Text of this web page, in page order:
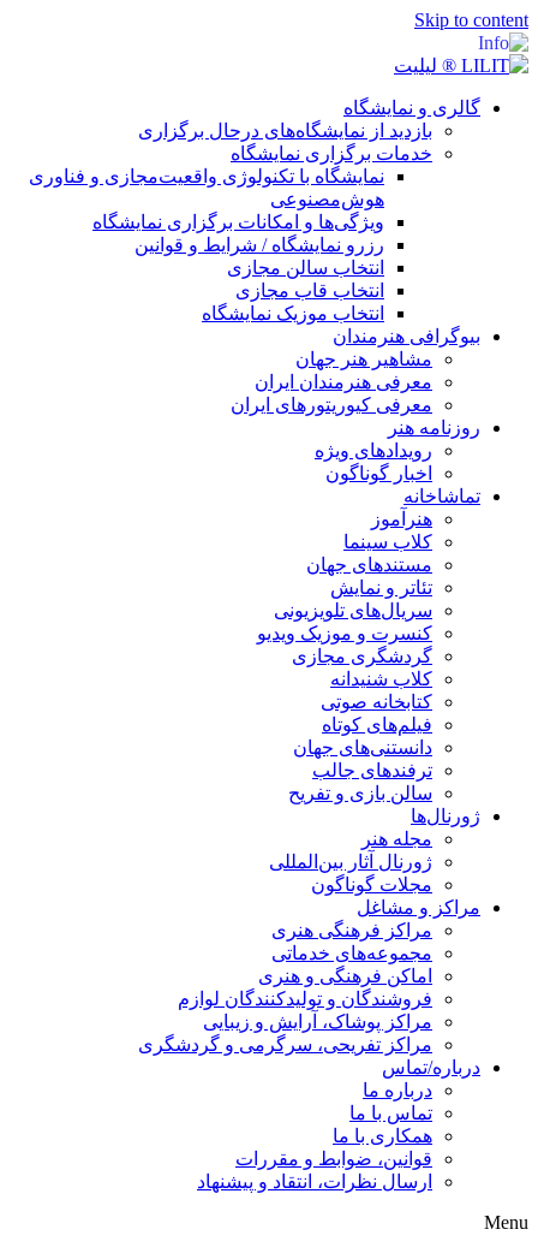
Skip
و نمایشگاه
بازدید از نمایشگاه‌های درحال برگزاری
خدمات برگزاری نمایشگاه
نمایشگاه با تکنولوژی واقعیت‌مجازی و فناوری
هوش‌مصنوعی
ویژگی‌ها و امکانات برگزاری نمایشگاه
رزرو نمایشگاه / شرایط و قوانین
انتخاب سالن مجازی
انتخاب قاب مجازی
انتخاب موزیک نمایشگاه
هنرمندان
مشاهیر هنر جهان
معرفی هنرمندان ایران
معرفی کیوریتورهای ایران
هنر
رویدادهای ویژه
اخبار گوناگون
هنرآموز
کلاب سینما
مستندهای جهان
تئاتر و نمایش
سریال‌های تلویزیونی
کنسرت و موزیک ویدیو
گردشگری مجازی
کلاب شنیدانه
کتابخانه صوتی
فیلم‌های کوتاه
دانستنی‌های جهان
ترفندهای جالب
سالن بازی و تفریح
مجله هنر
ژورنال آثار بین‌المللی
مجلات گوناگون
و مشاغل
مراکز فرهنگی هنری
مجموعه‌های خدماتی
اماکن فرهنگی و هنری
فروشندگان و تولیدکنندگان لوازم
مراکز پوشاک، آرایش و زیبایی
مراکز تفریحی، سرگرمی و گردشگری
تماس
درباره ما
تماس با ما
همکاری با ما
قوانین، ضوابط و مقررات
ارسال نظرات، انتقاد و پیشنهاد